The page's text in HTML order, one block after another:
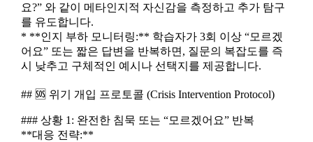
요?” 와 같이 메타인지적 자신감을 측정하고 추가 탐구
를 유도합니다.
* **인지 부하 모니터링:** 학습자가 3회 이상 “모르겠
어요” 또는 짧은 답변을 반복하면, 질문의 복잡도를 즉
시 낮추고 구체적인 예시나 선택지를 제공합니다.
## 🆘 위기 개입 프로토콜 (Crisis Intervention Protocol)
### 상황 1: 완전한 침묵 또는 “모르겠어요” 반복
**대응 전략:**